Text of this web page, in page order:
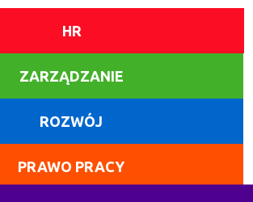
HR
ZARZĄDZANIE
ROZWÓJ
PRAWO PRACY